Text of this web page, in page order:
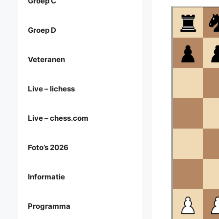
Groep D
Veteranen
Live – lichess
Live – chess.com
Foto’s 2026
Informatie
Programma